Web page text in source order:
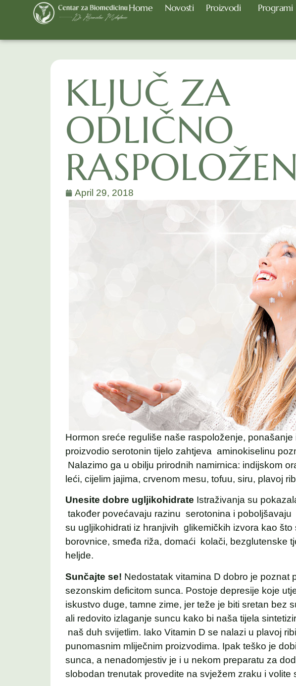
Home Novosti Proizvodi Programi
KLJUČ ZA
ODLIČNO
April 29, 2018
Hormon sreće reguliše naše raspoloženje,
proizvodio serotonin tijelo zahtjeva aminokiselinu
Nalazimo ga u obilju prirodnih namirnica: indijskom
leći, cijelim jajima, crvenom mesu, tofuu, siru, plavoj
Unesite dobre ugljikohidrate Istraživanja su
također povećavaju razinu serotonina i
su ugljikohidrati iz hranjivih glikemičkih izvora kao što
borovnice, smeđa riža, domaći kolači, bezglutenske
heljde.
Sunčajte se! Nedostatak vitamina D dobro je poznat
sezonskim deficitom sunca. Postoje depresije koje
iskustvo duge, tamne zime, jer teže je biti sretan bez
ali redovito izlaganje suncu kako bi naša tijela
naš duh svijetlim. Iako Vitamin D se nalazi u plavoj
punomasnim mliječnim proizvodima. Ipak teško je
sunca, a nenadomjestiv je i u nekom preparatu za
slobodan trenutak provedite na svježem zraku i volite